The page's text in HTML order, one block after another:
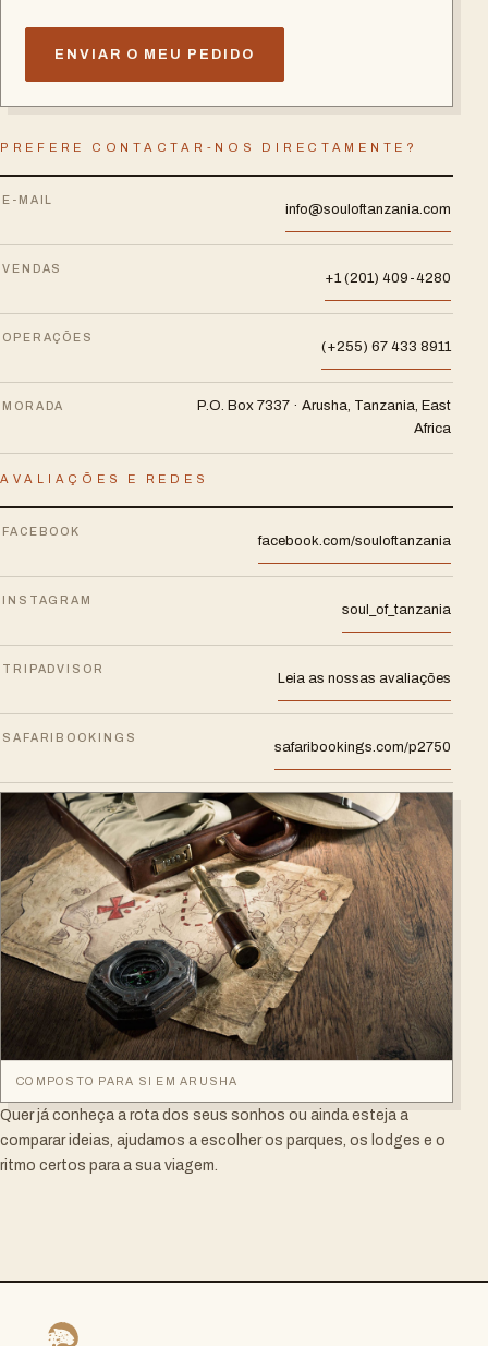
ENVIAR O MEU PEDIDO
PREFERE CONTACTAR-NOS DIRECTAMENTE?
E-MAIL
info@souloftanzania.com
VENDAS
+1 (201) 409-4280
OPERAÇÕES
(+255) 67 433 8911
MORADA
P.O. Box 7337 · Arusha, Tanzania, East
Africa
AVALIAÇÕES E REDES
FACEBOOK
facebook.com/souloftanzania
INSTAGRAM
soul_of_tanzania
TRIPADVISOR
Leia as nossas avaliações
SAFARIBOOKINGS
safaribookings.com/p2750
COMPOSTO PARA SI EM ARUSHA
Quer já conheça a rota dos seus sonhos ou ainda esteja a
comparar ideias, ajudamos a escolher os parques, os lodges e o
ritmo certos para a sua viagem.